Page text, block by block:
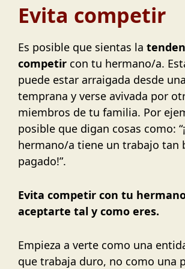
Evita competir
Es posible que sientas la
competir con tu hermano/a.
puede estar arraigada desde
temprana y verse avivada por
miembros de tu familia. Por
posible que digan cosas como:
hermano/a tiene un trabajo tan
pagado!”.
Evita competir con tu
aceptarte tal y como eres.
Empieza a verte como una
que trabaja duro, no como una